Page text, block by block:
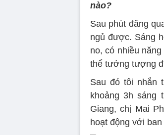
nào?
Sau phút đăng
ngủ được. Sáng
no, có nhiều
thể tưởng tượng
Sau đó tôi nhắn
khoảng 3h sáng
Giang, chị Mai
hoạt động với